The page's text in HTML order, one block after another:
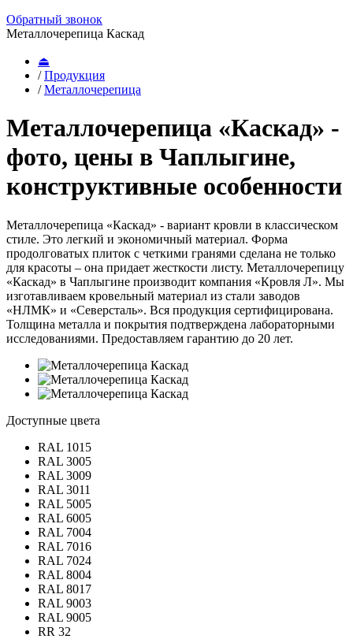
Обратный звонок
Металлочерепица Каскад
⏏
/Продукция
/Металлочерепица
Металлочерепица «Каскад» -
фото, цены в Чаплыгине,
конструктивные особенности
Металлочерепица «Каскад» - вариант кровли в классическом
стиле. Это легкий и экономичный материал. Форма
продолговатых плиток с четкими гранями сделана не только
для красоты – она придает жесткости листу. Металлочерепицу
«Каскад» в Чаплыгине производит компания «Кровля Л». Мы
изготавливаем кровельный материал из стали заводов
«НЛМК» и «Северсталь». Вся продукция сертифицирована.
Толщина металла и покрытия подтверждена лабораторными
исследованиями. Предоставляем гарантию до 20 лет.
Доступные цвета
RAL 1015
RAL 3005
RAL 3009
RAL 3011
RAL 5005
RAL 6005
RAL 7004
RAL 7016
RAL 7024
RAL 8004
RAL 8017
RAL 9003
RAL 9005
RR 32